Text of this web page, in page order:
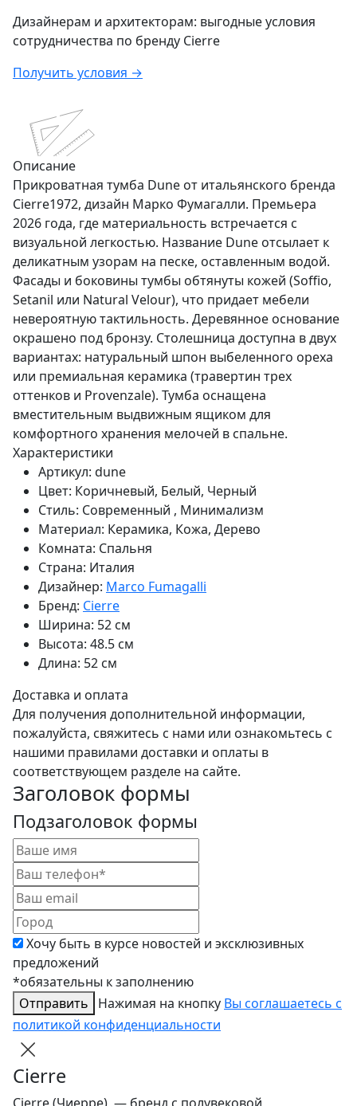
Дизайнерам и архитекторам: выгодные условия
сотрудничества по бренду Cierre
Получить условия →
Описание
Прикроватная тумба Dune от итальянского бренда
Cierre1972, дизайн Марко Фумагалли. Премьера
2026 года, где материальность встречается с
визуальной легкостью. Название Dune отсылает к
деликатным узорам на песке, оставленным водой.
Фасады и боковины тумбы обтянуты кожей (Soffio,
Setanil или Natural Velour), что придает мебели
невероятную тактильность. Деревянное основание
окрашено под бронзу. Столешница доступна в двух
вариантах: натуральный шпон выбеленного ореха
или премиальная керамика (травертин трех
оттенков и Provenzale). Тумба оснащена
вместительным выдвижным ящиком для
комфортного хранения мелочей в спальне.
Характеристики
Артикул: dune
Цвет: Коричневый, Белый, Черный
Стиль: Современный , Минимализм
Материал: Керамика, Кожа, Дерево
Комната: Спальня
Страна: Италия
Дизайнер: Marco Fumagalli
Бренд: Cierre
Ширина: 52 см
Высота: 48.5 см
Длина: 52 см
Доставка и оплата
Для получения дополнительной информации,
пожалуйста, свяжитесь с нами или ознакомьтесь с
нашими правилами доставки и оплаты в
соответствующем разделе на сайте.
Заголовок формы
Подзаголовок формы
Хочу быть в курсе новостей и эксклюзивных
предложений
*обязательны к заполнению
Отправить
Нажимая на кнопку Вы соглашаетесь с
политикой конфиденциальности
Cierre